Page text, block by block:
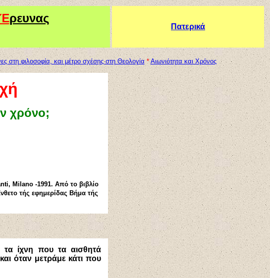
Έρευνας
Πατερικά
στη φιλοσοφία, και μέτρο σχέσης στη Θεολογία * Αιωνιότητα και Χρόνος
χρόνο;
, Milano-1991. Από το βιβλίο
τής εφημερίδας Βήμα τής
ίχνη που τα αισθητά
όταν μετράμε κάτι που